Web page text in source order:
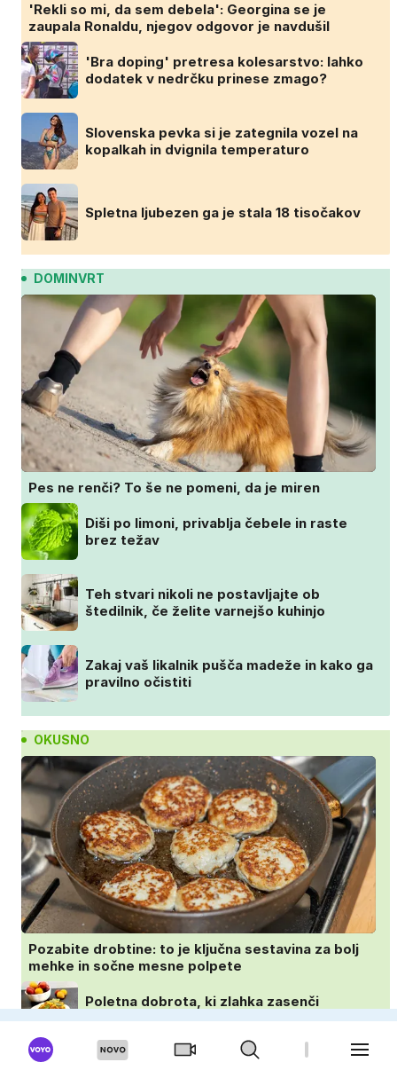
'Rekli so mi, da sem debela': Georgina se je
zaupala Ronaldu, njegov odgovor je navdušil
'Bra doping' pretresa kolesarstvo: lahko
dodatek v nedrčku prinese zmago?
Slovenska pevka si je zategnila vozel na
kopalkah in dvignila temperaturo
Spletna ljubezen ga je stala 18 tisočakov
DOMINVRT
Pes ne renči? To še ne pomeni, da je miren
Diši po limoni, privablja čebele in raste
brez težav
Teh stvari nikoli ne postavljajte ob
štedilnik, če želite varnejšo kuhinjo
Zakaj vaš likalnik pušča madeže in kako ga
pravilno očistiti
OKUSNO
Pozabite drobtine: to je ključna sestavina za bolj
mehke in sočne mesne polpete
Poletna dobrota, ki zlahka zasenči
navadne palačinke